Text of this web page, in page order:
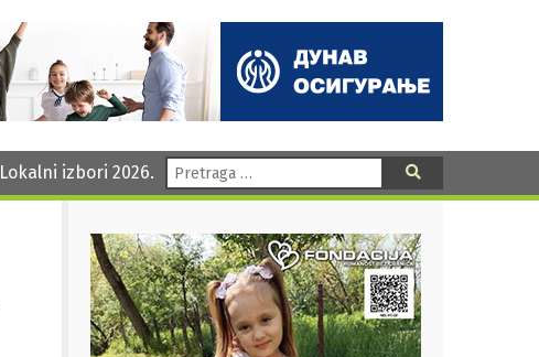
Lokalni izbori 2026. Pretraga: